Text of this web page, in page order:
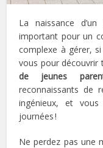
La naissance
important pour un
complexe à gérer, si
vous pour découvrir
de jeunes
reconnaissants de
ingénieux, et
journées !
Ne perdez pas une